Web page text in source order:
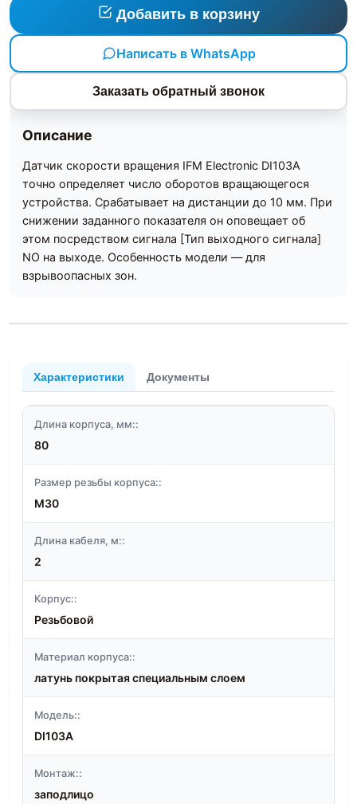
Добавить в корзину
Написать в WhatsApp
Заказать обратный звонок
Описание
Датчик скорости вращения IFM Electronic DI103A
точно определяет число оборотов вращающегося
устройства. Срабатывает на дистанции до 10 мм. При
снижении заданного показателя он оповещает об
этом посредством сигнала [Тип выходного сигнала]
NO на выходе. Особенность модели — для
взрывоопасных зон.
Характеристики Документы
Длина корпуса, мм::
80
Размер резьбы корпуса::
M30
Длина кабеля, м::
2
Корпус::
Резьбовой
Материал корпуса::
латунь покрытая специальным слоем
Модель::
DI103A
Монтаж::
заподлицо